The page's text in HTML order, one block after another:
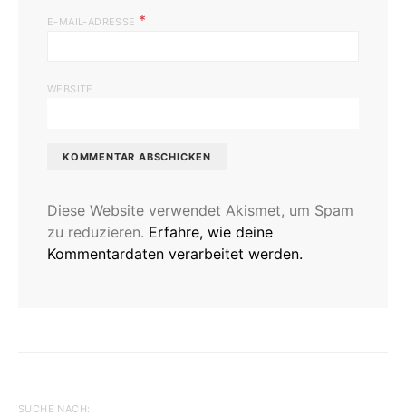
E-MAIL-ADRESSE *
WEBSITE
Diese Website verwendet Akismet, um Spam
zu reduzieren. Erfahre, wie deine
Kommentardaten verarbeitet werden.
SUCHE NACH: